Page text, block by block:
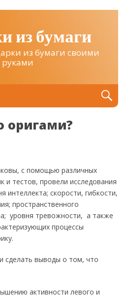
из бумаги
из бумаги своими
руками
оригами?
с помощью различных
и тестов, провели исследования
интеллекта; скорости, гибкости,
пространственного
уровня тревожности, а также
процессы
сделать выводы о том, что
активности левого и